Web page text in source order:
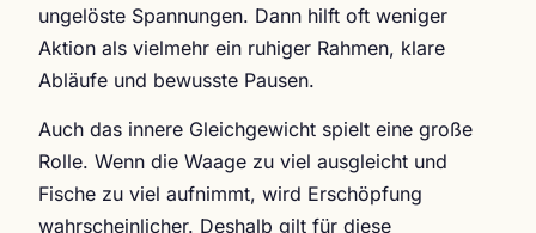
ungelöste Spannungen. Dann hilft oft weniger
Aktion als vielmehr ein ruhiger Rahmen, klare
Abläufe und bewusste Pausen.
Auch das innere Gleichgewicht spielt eine große
Rolle. Wenn die Waage zu viel ausgleicht und
Fische zu viel aufnimmt, wird Erschöpfung
wahrscheinlicher. Deshalb gilt für diese